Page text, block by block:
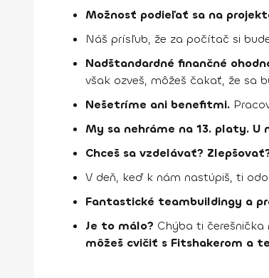
Možnosť podieľať sa na
Náš prísľub, že za počítač si
Nadštandardné finančné
však ozveš, môžeš čakať, že sa
Nešetríme ani benefitmi.
My sa nehráme na 13. platy. U
Chceš sa vzdelávať?
V deň, keď k nám nastúpiš, ti
Fantastické teambuildingy a
Je to málo? Chýba ti
môžeš cvičiť s Fitshakerom a